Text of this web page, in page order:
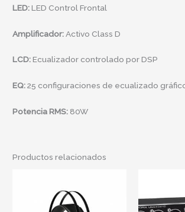
LED:LED Control Frontal
Amplificador: Activo Class D
LCD:Ecualizador controlado por DSP
EQ:25 configuraciones de ecualizado
Potencia RMS: 80W
Productos relacionados